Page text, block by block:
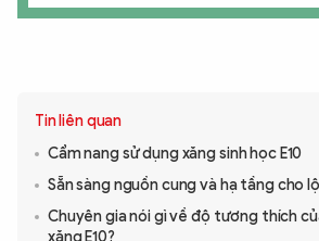
Tin liên quan
Cẩm nang sử dụng xăng sinh học E10
Sẵn sàng nguồn cung và hạ tầng cho
Chuyên gia nói gì về độ tương thích